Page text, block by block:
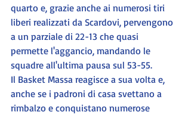
quarto e, grazie anche ai numerosi tiri
liberi realizzati da Scardovi, pervengono
a un parziale di 22-13 che quasi
permette l'aggancio, mandando le
squadre all'ultima pausa sul 53-55.
Il Basket Massa reagisce a sua volta e,
anche se i padroni di casa svettano a
rimbalzo e conquistano numerose